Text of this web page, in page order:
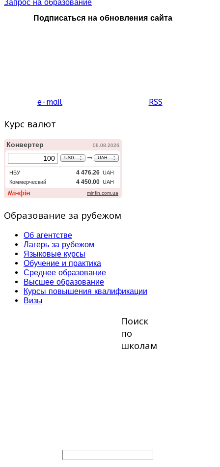
Запрос на образование
Подписаться на обновления сайта
e-mail RSS
Курс валют
Образование за рубежом
Об агентстве
Лагерь за рубежом
Языковые курсы
Обучение и практика
Среднее образование
Высшее образование
Курсы повышения квалификации
Визы
Поиск
по
школам